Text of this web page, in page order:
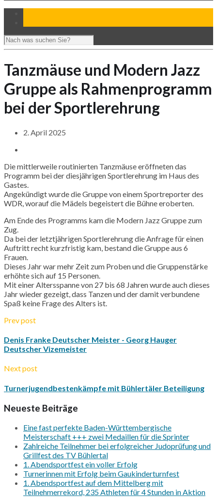
Tanzmäuse und Modern Jazz
Gruppe als Rahmenprogramm
bei der Sportlerehrung
2. April 2025
Die mittlerweile routinierten Tanzmäuse eröffneten das
Programm bei der diesjährigen Sportlerehrung im Haus des
Gastes.
Angekündigt wurde die Gruppe von einem Sportreporter des
WDR, worauf die Mädels begeistert die Bühne eroberten.
Am Ende des Programms kam die Modern Jazz Gruppe zum
Zug.
Da bei der letztjährigen Sportlerehrung die Anfrage für einen
Auftritt recht kurzfristig kam, bestand die Gruppe aus 6
Frauen.
Dieses Jahr war mehr Zeit zum Proben und die Gruppenstärke
erhöhte sich auf 15 Personen.
Mit einer Altersspanne von 27 bis 68 Jahren wurde auch dieses
Jahr wieder gezeigt, dass Tanzen und der damit verbundene
Spaß keine Frage des Alters ist.
Prev post
Denis Franke Deutscher Meister - Georg Hauger
Deutscher Vizemeister
Next post
Turnerjugendbestenkämpfe mit Bühlertäler Beteiligung
Neueste Beiträge
Eine fast perfekte Baden-Württembergische
Meisterschaft +++ zwei Medaillen für die Sprinter
Zahlreiche Teilnehmer bei erfolgreicher Judoprüfung und
Grillfest des TV Bühlertal
1. Abendsportfest ein voller Erfolg
Turnerinnen mit Erfolg beim Gaukinderturnfest
1. Abendsportfest auf dem Mittelberg mit
Teilnehmerrekord, 235 Athleten für 4 Stunden in Aktion